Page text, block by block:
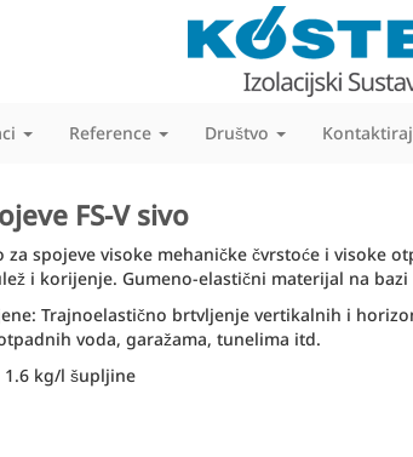
Reference Društvo
FS-V sivo
za spojeve visoke mehaničke čvrstoće i visoke
i korijenje. Gumeno-elastični materijal na
Trajnoelastično brtvljenje vertikalnih i
voda, garažama, tunelima itd.
kg/l šupljine